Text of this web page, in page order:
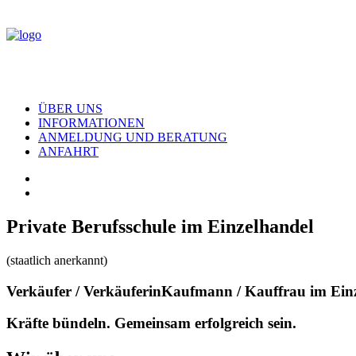
ÜBER UNS
INFORMATIONEN
ANMELDUNG UND BERATUNG
ANFAHRT
Private Berufsschule im Einzelhandel
(staatlich anerkannt)
Verkäufer / VerkäuferinKaufmann / Kauffrau im
Kräfte bündeln. Gemeinsam erfolgreich sein.